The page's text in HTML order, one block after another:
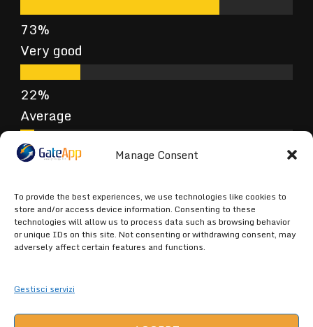
Manage Consent
To provide the best experiences, we use technologies like cookies to
store and/or access device information. Consenting to these
technologies will allow us to process data such as browsing behavior
or unique IDs on this site. Not consenting or withdrawing consent, may
adversely affect certain features and functions.
Gestisci servizi
Very good
Average
Terrible